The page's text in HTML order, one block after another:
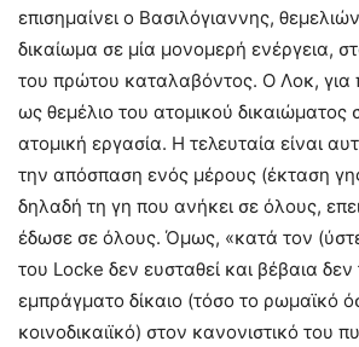
επισημαίνει ο Βασιλόγιαννης,
δικαίωμα σε μία μονομερή ενέργεια,
του πρώτου καταλαβόντος. Ο Λοκ, για
ως θεμέλιο του ατομικού δικαιώματος
ατομική εργασία. Η τελευταία είναι
την απόσπαση ενός μέρους (έκταση
δηλαδή τη γη που ανήκει σε όλους,
έδωσε σε όλους. Όμως, «κατά τον
του Locke δεν ευσταθεί και βέβαια δεν
εμπράγματο δίκαιο (τόσο το ρωμαϊκό
κοινοδικαιϊκό) στον κανονιστικό του